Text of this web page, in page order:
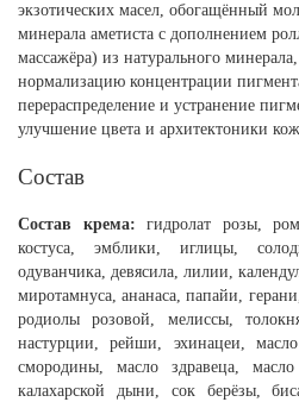
экзотических масел, обогащённый
минерала аметиста с дополнением
массажёра) из натурального
нормализацию концентрации
перераспределение и устранение
улучшение цвета и архитектоники
Состав
Состав крема: гидролат розы,
костуса, эмблики, иглицы,
одуванчика, девясила, лилии,
миротамнуса, ананаса, папайи,
родиолы розовой, мелиссы,
настурции, рейши, эхинацеи,
смородины, масло здравеца,
калахарской дыни, сок берёзы,